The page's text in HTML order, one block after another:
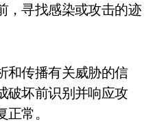
，寻找感染或攻击的迹
和传播有关威胁的信
破坏前识别并响应攻
常。